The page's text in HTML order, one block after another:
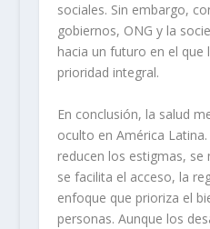
sociales. Sin embargo,
gobiernos, ONG y la
hacia un futuro en el que
prioridad integral.
En conclusión, la salud
oculto en América
reducen los estigmas,
se facilita el acceso, la
enfoque que prioriza el
personas. Aunque los